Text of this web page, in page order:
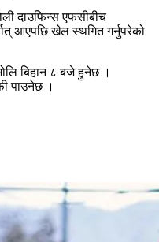
दाउफिन्स एफसीबीच
आएपछि खेल स्थगित गर्नुपरेको
बिहान ८ बजे हुनेछ ।
पाउनेछ ।